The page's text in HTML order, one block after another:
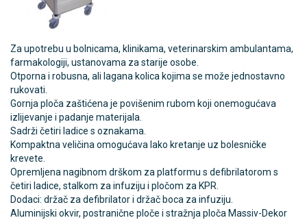
Za upotrebu u bolnicama, klinikama, veterinarskim ambulantama,
farmakologiji, ustanovama za starije osobe.
Otporna i robusna, ali lagana kolica kojima se može jednostavno
rukovati.
Gornja ploča zaštićena je povišenim rubom koji onemogućava
izlijevanje i padanje materijala.
Sadrži četiri ladice s oznakama.
Kompaktna veličina omogućava lako kretanje uz bolesničke
krevete.
Opremljena nagibnom drškom za platformu s defibrilatorom s
četiri ladice, stalkom za infuziju i pločom za KPR.
Dodaci: držač za defibrilator i držač boca za infuziju.
Aluminijski okvir, postranične ploče i stražnja ploča Massiv-Dekor